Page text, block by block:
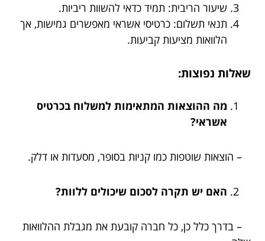
שיעור הריבית: תמיד כדאי להשוות ריביות.
תנאי תשלום: כרטיסי אשראי מאפשרים גמישות, אך
הלוואות מציעות קביעות.
שאלות נפוצות:
מה ההוצאות המתאימות למשלוח בכרטיס
אשראי?
– הוצאות שוטפות כמו קניות בסופר, מסעדות או דלק.
האם יש תקרה לסכום שיכולים ללוות?
– בדרך כלל כן, כל חברה קובעת את מגבלת ההלוואות